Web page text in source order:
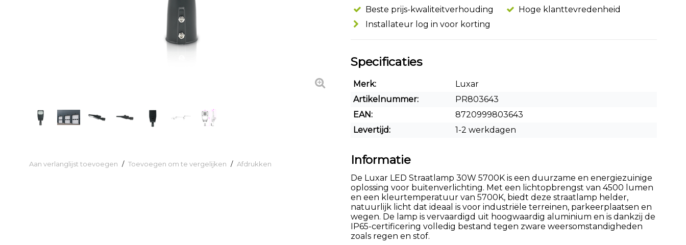
Aan verlanglijst toevoegen / Toevoegen om te vergelijken / Afdrukken
Beste prijs-kwaliteitverhouding
Hoge klanttevredenheid
Installateur log in voor korting
Specificaties
Merk:
Luxar
Artikelnummer:
PR803643
EAN:
8720999803643
Levertijd:
1-2 werkdagen
Informatie
De Luxar LED Straatlamp 30W 5700K is een duurzame en energiezuinige
oplossing voor buitenverlichting. Met een lichtopbrengst van 4500 lumen
en een kleurtemperatuur van 5700K, biedt deze straatlamp helder,
natuurlijk licht dat ideaal is voor industriële terreinen, parkeerplaatsen en
wegen. De lamp is vervaardigd uit hoogwaardig aluminium en is dankzij de
IP65-certificering volledig bestand tegen zware weersomstandigheden
zoals regen en stof.